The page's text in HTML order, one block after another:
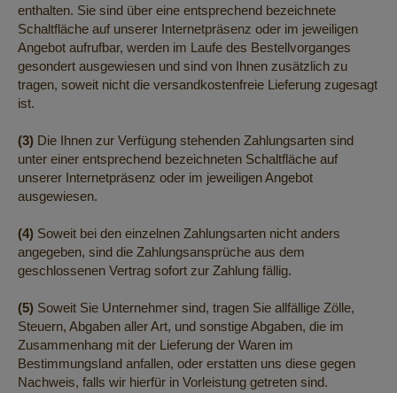
enthalten. Sie sind über eine entsprechend bezeichnete
Schaltfläche auf unserer Internetpräsenz oder im jeweiligen
Angebot aufrufbar, werden im Laufe des Bestellvorganges
gesondert ausgewiesen und sind von Ihnen zusätzlich zu
tragen, soweit nicht die versandkostenfreie Lieferung zugesagt
ist.
(3) Die Ihnen zur Verfügung stehenden Zahlungsarten sind
unter einer entsprechend bezeichneten Schaltfläche auf
unserer Internetpräsenz oder im jeweiligen Angebot
ausgewiesen.
(4) Soweit bei den einzelnen Zahlungsarten nicht anders
angegeben, sind die Zahlungsansprüche aus dem
geschlossenen Vertrag sofort zur Zahlung fällig.
(5) Soweit Sie Unternehmer sind, tragen Sie allfällige Zölle,
Steuern, Abgaben aller Art, und sonstige Abgaben, die im
Zusammenhang mit der Lieferung der Waren im
Bestimmungsland anfallen, oder erstatten uns diese gegen
Nachweis, falls wir hierfür in Vorleistung getreten sind.